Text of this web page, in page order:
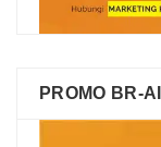
PROMO BR-